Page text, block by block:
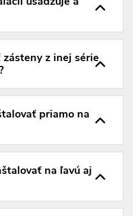
z inej série
priamo na
na ľavú aj